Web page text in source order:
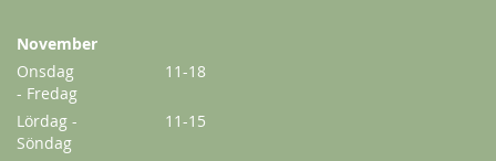
November
Onsdag
- Fredag
11-18
Lördag -
Söndag
11-15